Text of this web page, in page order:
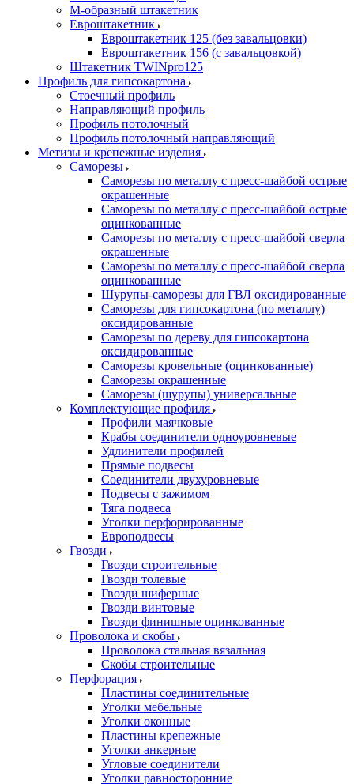
М-образный штакетник
Евроштакетник
Евроштакетник 125 (без завальцовки)
Евроштакетник 156 (с завальцовкой)
Штакетник TWINpro125
Профиль для гипсокартона
Стоечный профиль
Направляющий профиль
Профиль потолочный
Профиль потолочный направляющий
Метизы и крепежные изделия
Саморезы
Саморезы по металлу с пресс-шайбой острые
окрашенные
Саморезы по металлу с пресс-шайбой острые
оцинкованные
Саморезы по металлу с пресс-шайбой сверла
окрашенные
Саморезы по металлу с пресс-шайбой сверла
оцинкованные
Шурупы-саморезы для ГВЛ оксидированные
Саморезы для гипсокартона (по металлу)
оксидированные
Саморезы по дереву для гипсокартона
оксидированные
Саморезы кровельные (оцинкованные)
Саморезы окрашенные
Саморезы (шурупы) универсальные
Комплектующие профиля
Профили маячковые
Крабы соединители одноуровневые
Удлинители профилей
Прямые подвесы
Соединители двухуровневые
Подвесы с зажимом
Тяга подвеса
Уголки перфорированные
Европодвесы
Гвозди
Гвозди строительные
Гвозди толевые
Гвозди шиферные
Гвозди винтовые
Гвозди финишные оцинкованные
Проволока и скобы
Проволока стальная вязальная
Скобы строительные
Перфорация
Пластины соединительные
Уголки мебельные
Уголки оконные
Пластины крепежные
Уголки анкерные
Угловые соединители
Уголки равносторонние